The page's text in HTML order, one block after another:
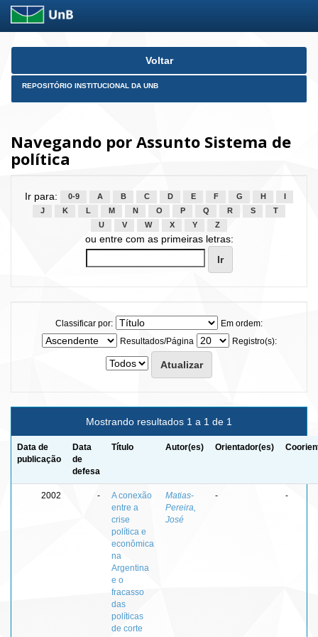
Skip
Voltar
REPOSITÓRIO INSTITUCIONAL DA UNB
Navegando por Assunto Sistema de
política
Ir para: 0-9 A B C D E F G H
J
K L M N O P Q R S
T
U
V W X Y Z
ou entre com as primeiras letras:
Classificar por:
Em ordem:
Resultados/Página
Registro(s):
Mostrando resultados 1 a 1 de 1
Data de
publicação
Data
de
defesa
Título Autor(es) Orientador(es)
2002 -
A conexão
entre a
crise
política e
econômica
na
Argentina
e o
fracasso
das
políticas
de corte
Matias-
Pereira,
José
- -